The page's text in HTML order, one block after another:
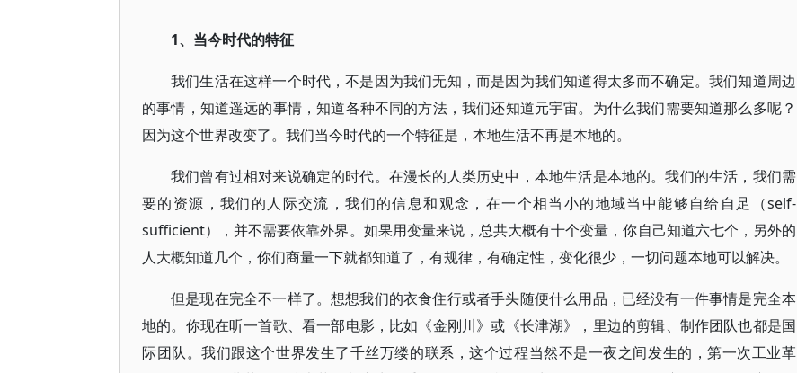
1、当今时代的特征
我们生活在这样一个时代，不是因为我们无知，而是因为我们知道得太多而不确定。我们知道周边
的事情，知道遥远的事情，知道各种不同的方法，我们还知道元宇宙。为什么我们需要知道那么多呢？
因为这个世界改变了。我们当今时代的一个特征是，本地生活不再是本地的。
我们曾有过相对来说确定的时代。在漫长的人类历史中，本地生活是本地的。我们的生活，我们需
要的资源，我们的人际交流，我们的信息和观念，在一个相当小的地域当中能够自给自足（self-
sufficient），并不需要依靠外界。如果用变量来说，总共大概有十个变量，你自己知道六七个，另外的
人大概知道几个，你们商量一下就都知道了，有规律，有确定性，变化很少，一切问题本地可以解决。
但是现在完全不一样了。想想我们的衣食住行或者手头随便什么用品，已经没有一件事情是完全本
地的。你现在听一首歌、看一部电影，比如《金刚川》或《长津湖》，里边的剪辑、制作团队也都是国
际团队。我们跟这个世界发生了千丝万缕的联系，这个过程当然不是一夜之间发生的，第一次工业革